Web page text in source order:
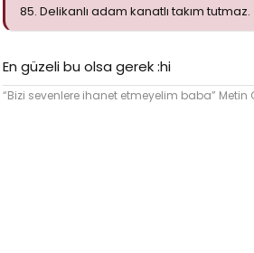
85. Delikanlı adam kanatlı takım tutmaz.
En güzeli bu olsa gerek :hi
“Bizi sevenlere ihanet etmeyelim baba” Metin